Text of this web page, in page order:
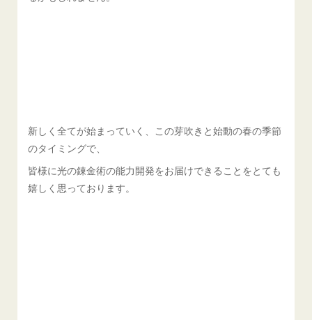
新しく全てが始まっていく、この芽吹きと始動の春の季節
のタイミングで、
皆様に光の錬金術の能力開発をお届けできることをとても
嬉しく思っております。